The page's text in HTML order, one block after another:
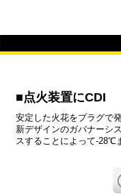
点火装置にCDI
安定した火花をプラグで
新デザインのガバナーシ
スすることによって-28℃